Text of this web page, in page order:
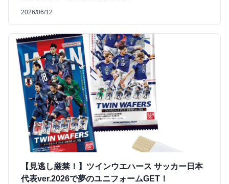
2026/06/12
【見逃し厳禁！】ツインウエハース サッカー日本
代表ver.2026で夢のユニフォームGET！